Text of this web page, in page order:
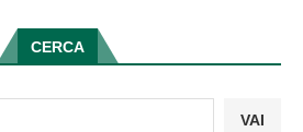
CERCA
VAI